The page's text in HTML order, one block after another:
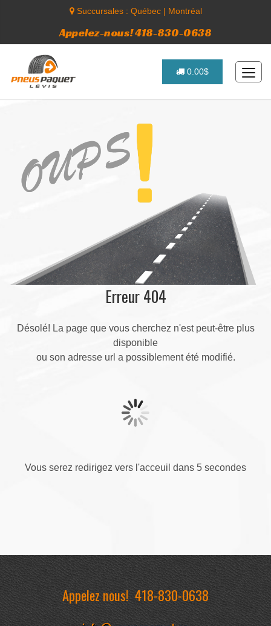
Succursales : Québec| Montréal
Appelez-nous! 418-830-0638
0.00$
Erreur 404
Désolé! La page que vous cherchez n'est peut-être plus
disponible
ou son adresse url a possiblement été modifié.
Vous serez redirigez vers l'acceuil dans 5 secondes
Appelez nous!418-830-0638